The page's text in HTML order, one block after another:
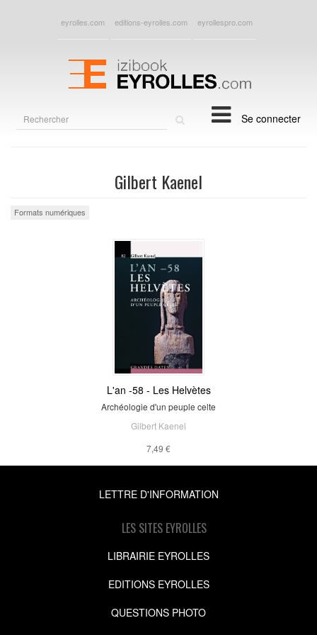
eyrolles.com editions-eyrolles.com eyrollespro.com
Se connecter
Gilbert Kaenel
Formats numériques
L'an -58 - Les Helvètes
Archéologie d'un peuple celte
Gilbert Kaenel
7,49 €
LETTRE D'INFORMATION
LES SITES EYROLLES
LIBRAIRIE EYROLLES
EDITIONS EYROLLES
QUESTIONS PHOTO